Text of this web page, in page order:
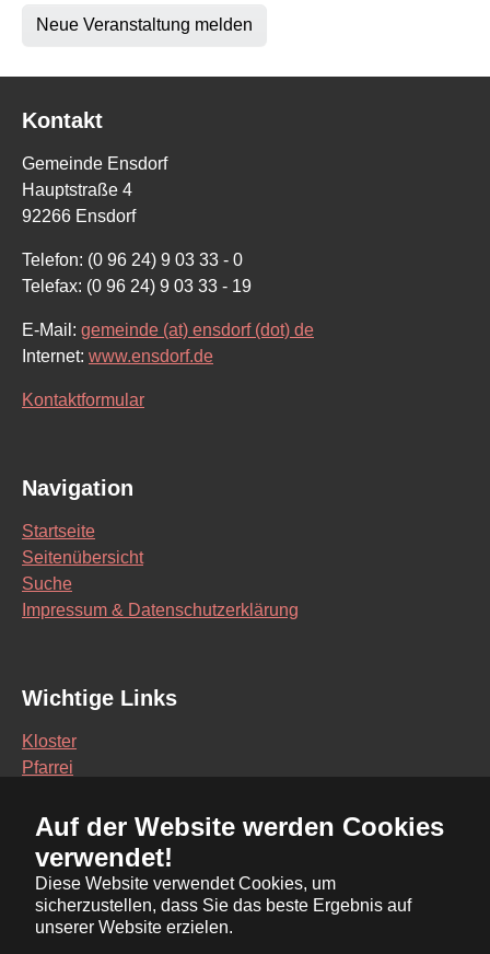
Auf der Website werden Cookies
verwendet!
Diese Website verwendet Cookies, um
sicherzustellen, dass Sie das beste Ergebnis auf
unserer Website erzielen.
Neue Veranstaltung melden
Kontakt
Gemeinde Ensdorf
Hauptstraße 4
92266 Ensdorf
Telefon: (0 96 24) 9 03 33 - 0
Telefax: (0 96 24) 9 03 33 - 19
E-Mail: gemeinde (at) ensdorf (dot) de
Internet: www.ensdorf.de
Kontaktformular
Navigation
Startseite
Seitenübersicht
Suche
Impressum & Datenschutzerklärung
Wichtige Links
Kloster
Pfarrei
Vereine
Interaktive Karte
Bürgerservice Online
Ratsinformationssystem